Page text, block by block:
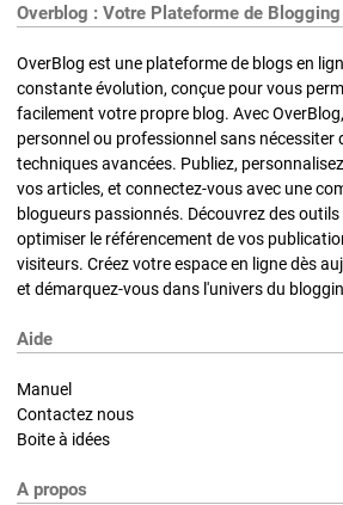
Overblog : Votre Plateforme de
OverBlog est une plateforme de blogs en
constante évolution, conçue pour vous
facilement votre propre blog. Avec
personnel ou professionnel sans nécessiter
techniques avancées. Publiez,
vos articles, et connectez-vous avec une
blogueurs passionnés. Découvrez des
optimiser le référencement de vos
visiteurs. Créez votre espace en ligne dès
et démarquez-vous dans l'univers du
Aide
Manuel
Contactez nous
Boite à idées
A propos